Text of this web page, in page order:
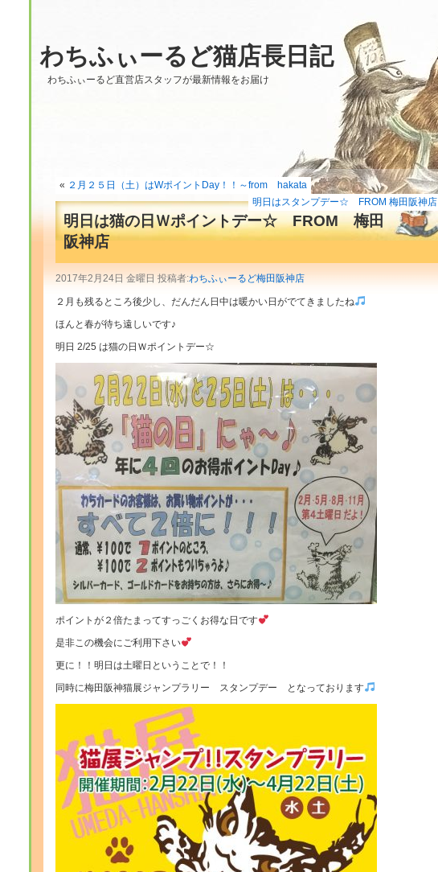
わちふぃーるど猫店長日記
わちふぃーるど直営店スタッフが最新情報をお届け
« ２月２５日（土）はWポイントDay！！～from hakata
明日はスタンプデー☆ FROM 梅田阪神店
明日は猫の日Ｗポイントデー☆ FROM 梅田
阪神店
2017年2月24日 金曜日 投稿者:わちふぃーるど梅田阪神店
２月も残るところ後少し、だんだん日中は暖かい日がでてきましたね
ほんと春が待ち遠しいです♪
明日 2/25 は猫の日Ｗポイントデー☆
ポイントが２倍たまってすっごくお得な日です
是非この機会にご利用下さい
更に！！明日は土曜日ということで！！
同時に梅田阪神猫展ジャンプラリー スタンプデー となっております